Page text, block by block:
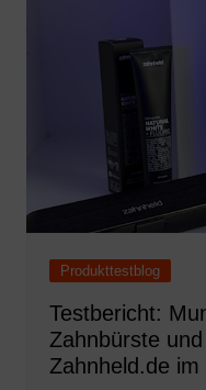
Produkttestblog
Testbericht:
Zahnbürste
Zahnheld.de im